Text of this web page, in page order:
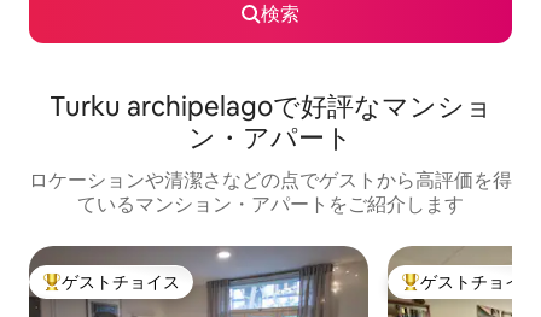
検索
Turku archipelagoで好評なマンショ
ン・アパート
ロケーションや清潔さなどの点でゲストから高評価を得
ているマンション・アパートをご紹介します
大好評のゲストチョイスです。
ゲストチョイス 大好評のゲスト
ゲストチョイス